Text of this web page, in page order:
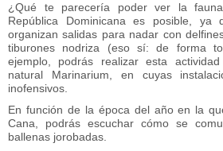
¿Qué te parecería poder ver la
República Dominicana es posible, ya
organizan salidas para nadar con
tiburones nodriza (eso sí: de forma
ejemplo, podrás realizar esta
natural Marinarium, en cuyas
inofensivos.
En función de la época del año en la
Cana, podrás escuchar cómo se
ballenas jorobadas.